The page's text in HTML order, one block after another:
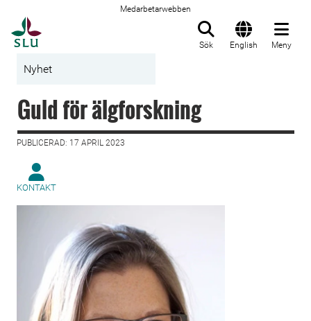
Medarbetarwebben
Sök English Meny
Nyhet
Guld för älgforskning
PUBLICERAD: 17 APRIL 2023
KONTAKT